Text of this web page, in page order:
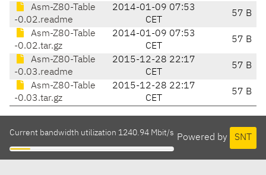
Asm-Z80-Table
-0.02.readme
2014-01-09 07:53
CET
57 B
Asm-Z80-Table
-0.02.tar.gz
2014-01-09 07:53
CET
57 B
Asm-Z80-Table
-0.03.readme
2015-12-28 22:17
CET
57 B
Asm-Z80-Table
-0.03.tar.gz
2015-12-28 22:17
CET
57 B
Powered by SNT
Current bandwidth utilization 1240.94 Mbit/s